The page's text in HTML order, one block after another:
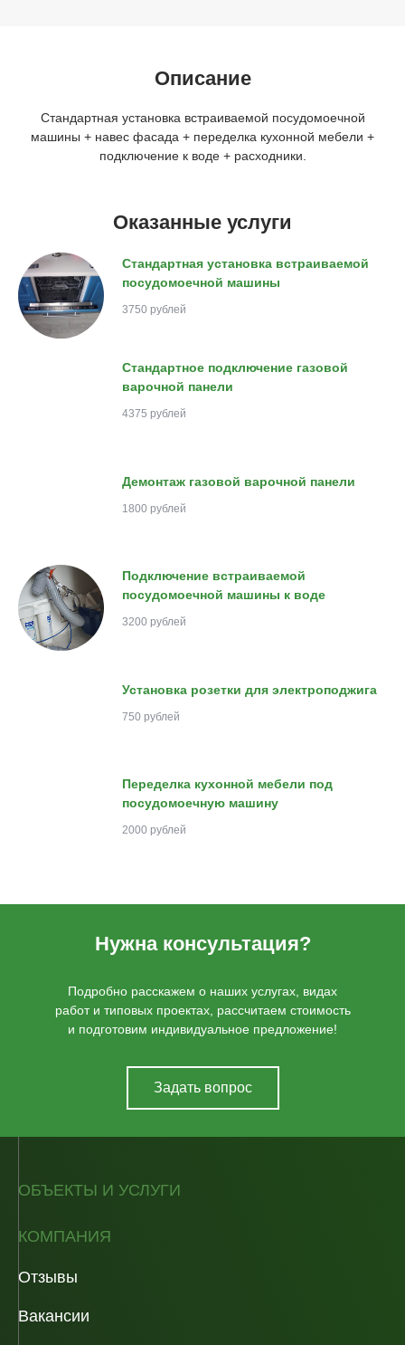
Описание
Стандартная установка встраиваемой посудомоечной
машины + навес фасада + переделка кухонной мебели +
подключение к воде + расходники.
Оказанные услуги
Стандартная установка встраиваемой
посудомоечной машины
3750 рублей
Стандартное подключение газовой
варочной панели
4375 рублей
Демонтаж газовой варочной панели
1800 рублей
Подключение встраиваемой
посудомоечной машины к воде
3200 рублей
Установка розетки для электроподжига
750 рублей
Переделка кухонной мебели под
посудомоечную машину
2000 рублей
Нужна консультация?
Подробно расскажем о наших услугах, видах
работ и типовых проектах, рассчитаем стоимость
и подготовим индивидуальное предложение!
Задать вопрос
ОБЪЕКТЫ И УСЛУГИ
КОМПАНИЯ
Отзывы
Вакансии